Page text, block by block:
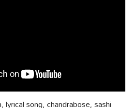
lyrical song, chandrabose, sashi